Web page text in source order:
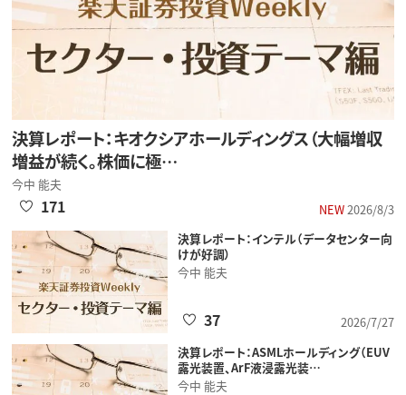
決算レポート：キオクシアホールディングス（大幅増収
増益が続く。株価に極…
今中 能夫
NEW2026/8/3
171
決算レポート：インテル（データセンター向
けが好調）
今中 能夫
2026/7/27
37
決算レポート：ASMLホールディング（EUV
露光装置、ArF液浸露光装…
今中 能夫